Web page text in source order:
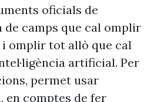
oficials de
de camps que cal omplir
omplir tot allò que cal
artificial. Per
permet usar
en comptes de fer